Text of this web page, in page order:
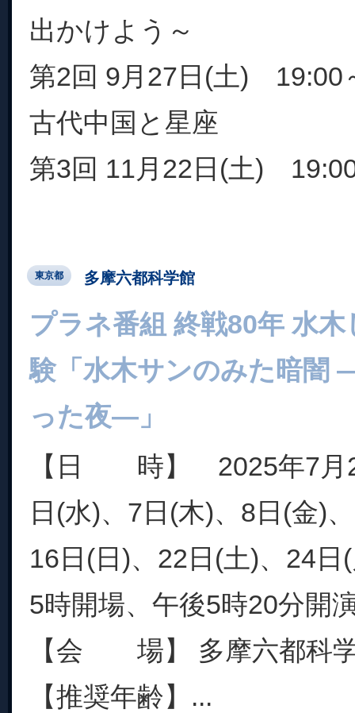
出かけよう～
第2回 9月27日(土) 19:00
古代中国と星座
第3回 11月22日(土)
東京都 多摩六都科学館
プラネ番組 終戦80年 水
験「水木サンのみた暗闇
った夜―」
【日 時】 2025年7月
日(水)、7日(木)、8日(金)
16日(日)、22日(土)、24日
5時開場、午後5時20分開
【会 場】 多摩六都科
【推奨年齢】...